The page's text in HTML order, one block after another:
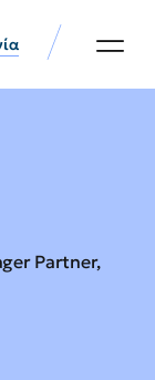
Partner,